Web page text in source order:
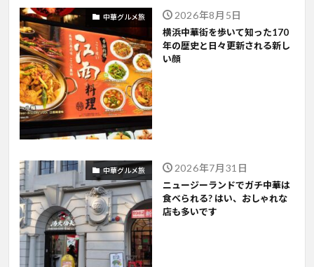
中華グルメ旅 2026年8月5日
横浜中華街を歩いて知った170
年の歴史と日々更新される新し
い顔
中華グルメ旅 2026年7月31日
ニュージーランドでガチ中華は
食べられる? はい、おしゃれな
店も多いです